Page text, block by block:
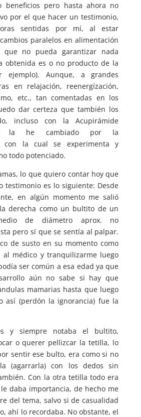
beneficios pero hasta ahora no
por el que hacer un testimonio,
sentidas por mí, al estar
paralelos en alimentación
no pueda garantizar nada
obtenida es o no producto de la
ejemplo). Aunque, a grandes
en relajación, reenergízación,
etc., tan comentadas en los
dar certeza que también los
incluso con la Acupirámide
la he cambiado por la
con la cual se experimenta y
todo potenciado.
lo que quiero contar hoy que
testimonio es lo siguiente: Desde
en algún momento me salió
derecha como un bultito de un
de diámetro aprox. no
pero sí que se sentía al palpar.
de susto en su momento como
al médico y tranquilizarme luego
ser común a esa edad ya que
aún no sabe si hay que
mamarias hasta que luego
así (perdón la ignorancia) fue la
y siempre notaba el bultito,
o querer pellizcar la tetilla, lo
sentir ese bulto, era como si no
(agarrarla) con los dedos sin
Con la otra tetilla todo era
daba importancia, de hecho me
del tema, salvo si de casualidad
ahí lo recordaba. No obstante, el